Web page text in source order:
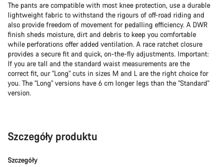
The pants are compatible with most knee protection, use a durable
lightweight fabric to withstand the rigours of off-road riding and
also provide freedom of movement for pedalling efficiency. A DWR
finish sheds moisture, dirt and debris to keep you comfortable
while perforations offer added ventilation. A race ratchet closure
provides a secure fit and quick, on-the-fly adjustments. Important:
If you are tall and the standard waist measurements are the
correct fit, our "Long" cuts in sizes M and L are the right choice for
you. The "Long" versions have 6 cm longer legs than the "Standard"
version.
Szczegóły produktu
Szczegóły